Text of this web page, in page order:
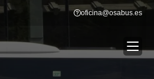
oficina@osabus.es